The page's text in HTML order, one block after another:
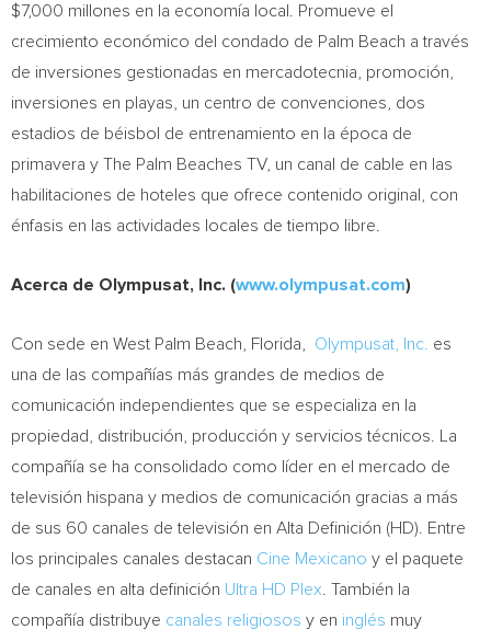
$7,000 millones en la economía local. Promueve el
crecimiento económico del condado de Palm Beach a través
de inversiones gestionadas en mercadotecnia, promoción,
inversiones en playas, un centro de convenciones, dos
estadios de béisbol de entrenamiento en la época de
primavera y The Palm Beaches TV, un canal de cable en las
habilitaciones de hoteles que ofrece contenido original, con
énfasis en las actividades locales de tiempo libre.
Acerca de Olympusat, Inc. (www.olympusat.com)
Con sede en West Palm Beach , Florida, Olympusat, Inc. es
una de las compañías más grandes de medios de
comunicación independientes que se especializa en la
propiedad, distribución, producción y servicios técnicos. La
compañía se ha consolidado como líder en el mercado de
televisión hispana y medios de comunicación gracias a más
de sus 60 canales de televisión en Alta Definición (HD). Entre
los principales canales destacan Cine Mexicano y el paquete
de canales en alta definición Ultra HD Plex . También la
compañía distribuye canales religiosos y en inglés muy